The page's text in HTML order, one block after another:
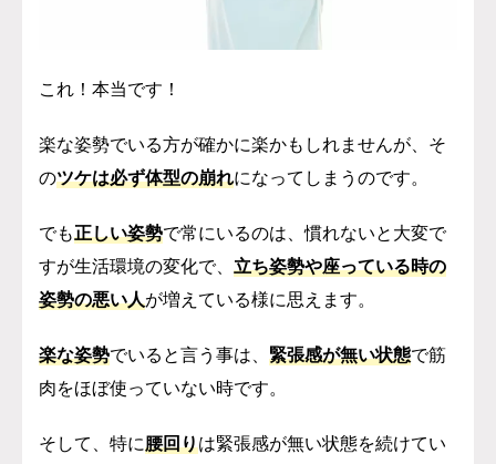
これ！本当です！
楽な姿勢でいる方が確かに楽かもしれませんが、そ
のツケは必ず体型の崩れになってしまうのです。
でも正しい姿勢で常にいるのは、慣れないと大変で
すが生活環境の変化で、 立ち姿勢や座っている時の
姿勢の悪い人が増えている様に思えます。
楽な姿勢でいると言う事は、 緊張感が無い状態で筋
肉をほぼ使っていない時です。
そして、特に腰回りは緊張感が無い状態を続けてい